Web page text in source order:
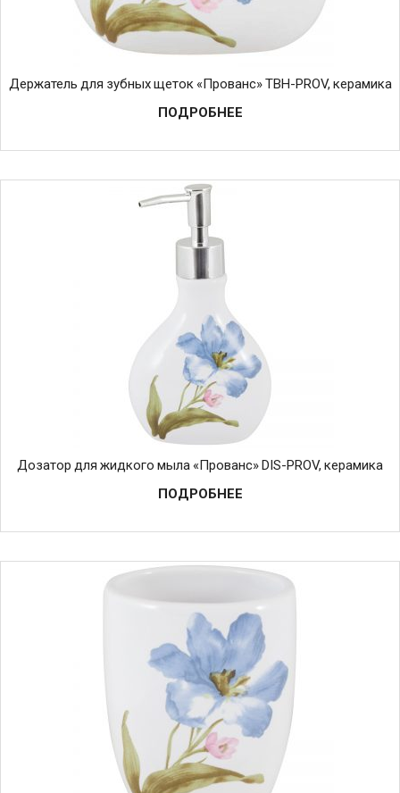
Держатель для зубных щеток «Прованс» TBH-PROV, керамика
ПОДРОБНЕЕ
Дозатор для жидкого мыла «Прованс» DIS-PROV, керамика
ПОДРОБНЕЕ